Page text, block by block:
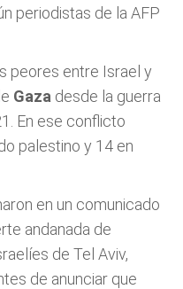
periodistas de la AFP
peores entre Israel y
Gaza desde la guerra
En ese conflicto
palestino y 14 en
en un comunicado
andanada de
de Tel Aviv,
de anunciar que